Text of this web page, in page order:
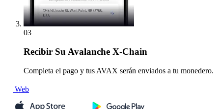
03
Recibir Su Avalanche X-Chain
Completa el pago y tus AVAX serán enviados a tu monedero.
Web